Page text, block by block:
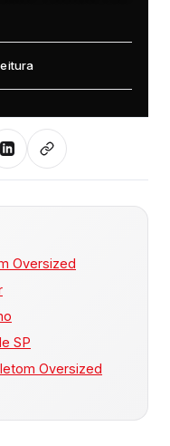
Oversized
SP
Oversized